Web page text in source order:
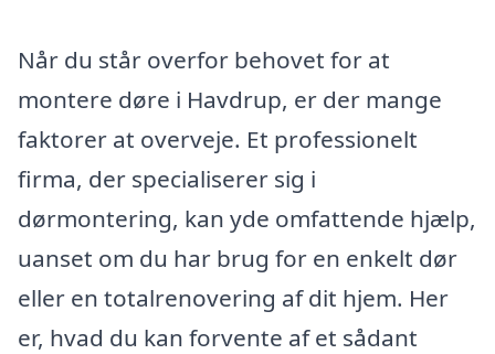
Når du står overfor behovet for at
montere døre i Havdrup, er der mange
faktorer at overveje. Et professionelt
firma, der specialiserer sig i
dørmontering, kan yde omfattende hjælp,
uanset om du har brug for en enkelt dør
eller en totalrenovering af dit hjem. Her
er, hvad du kan forvente af et sådant